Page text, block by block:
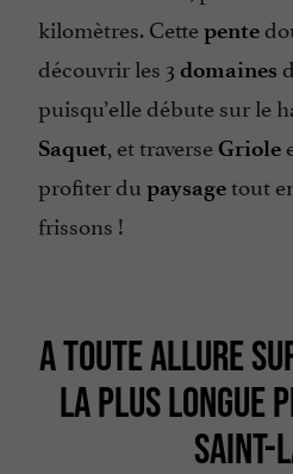
kilomètres. Cettepente
découvrir les 3 domaines
puisqu’elle débute sur le
Saquet, et traverseGriole
profiter du paysagetout
frissons !
A TOUTE ALLURE
LA PLUS LONGUE
SAINT-